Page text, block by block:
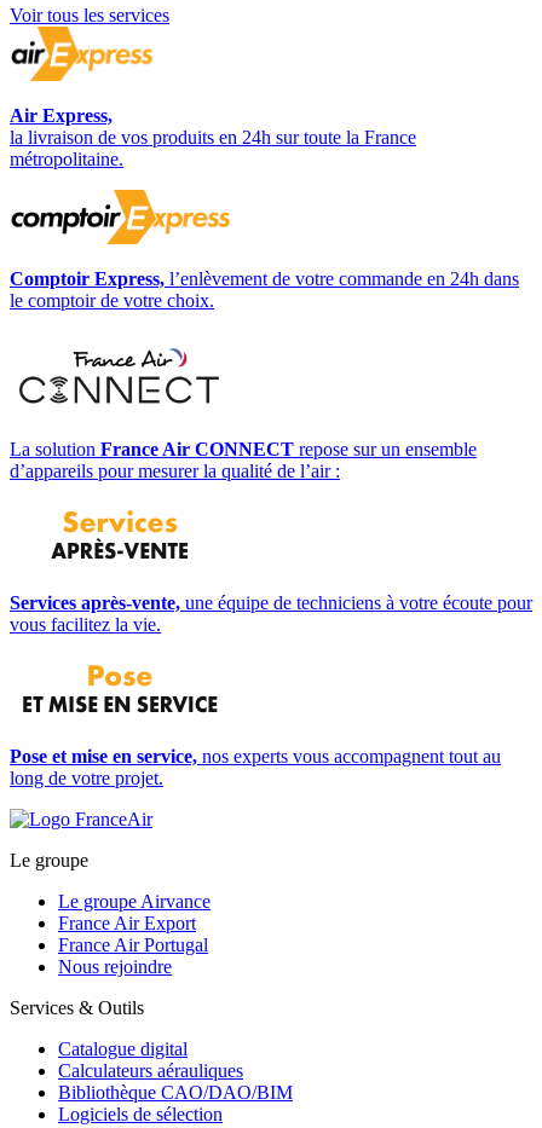
Voir tous les services
Air Express,
la livraison de vos produits en 24h sur toute la France
métropolitaine.
Comptoir Express, l’enlèvement de votre commande en 24h dans
le comptoir de votre choix.
La solution France Air CONNECT repose sur un ensemble
d’appareils pour mesurer la qualité de l’air :
Services après-vente, une équipe de techniciens à votre écoute pour
vous facilitez la vie.
Pose et mise en service, nos experts vous accompagnent tout au
long de votre projet.
Le groupe
Le groupe Airvance
France Air Export
France Air Portugal
Nous rejoindre
Services & Outils
Catalogue digital
Calculateurs aérauliques
Bibliothèque CAO/DAO/BIM
Logiciels de sélection